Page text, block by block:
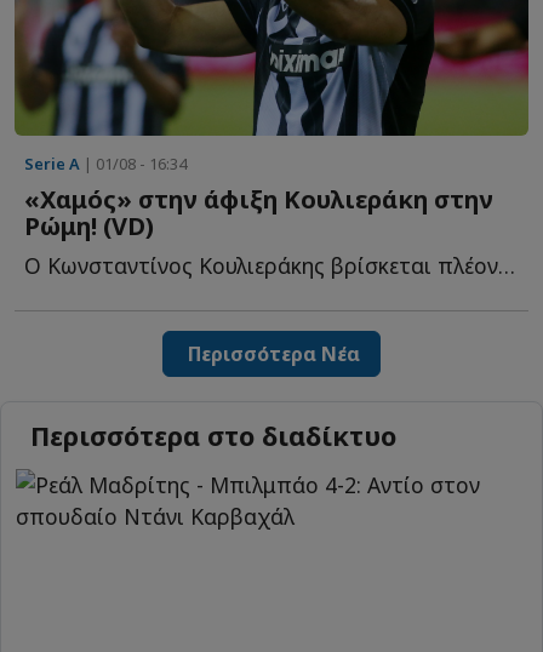
Serie A | 01/08 - 16:34
«Χαμός» στην άφιξη Κουλιεράκη στην
Ρώμη! (VD)
Ο Κωνσταντίνος Κουλιεράκης βρίσκεται πλέον μια... ανάσα α...
Περισσότερα Νέα
Περισσότερα στο διαδίκτυο